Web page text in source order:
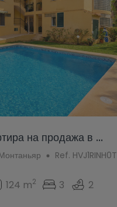
на продажа в ...
Ref. HVJ1RINH0T
124 m2 3 2